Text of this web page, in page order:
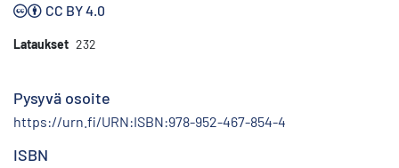
CC BY 4.0
Lataukset 232
Pysyvä osoite
https://urn.fi/URN:ISBN:978-952-467-854-4
ISBN